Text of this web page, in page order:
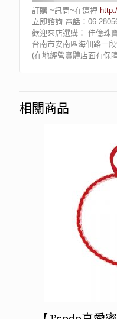
訂購 ~訊問~在這裡
立即諮詢 電話：06-
歡迎來店選購： 佳億珠
台南市安南區海佃路一
(在地經營實體店面有保
相關商品